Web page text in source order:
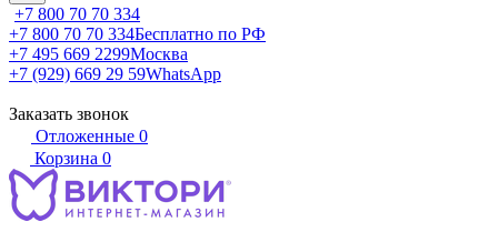
+7 800 70 70 334
+7 800 70 70 334Бесплатно по РФ
+7 495 669 2299Москва
+7 (929) 669 29 59WhatsApp
Заказать звонок
Отложенные 0
Корзина 0